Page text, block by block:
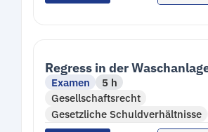
Regress in der
Examen
5 h
Gesellschaftsrecht
Gesetzliche Schuldverhältnisse